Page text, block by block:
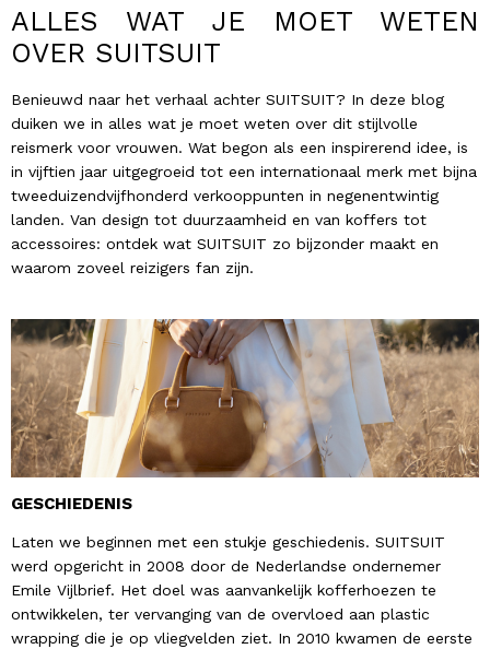
ALLES WAT JE MOET WETEN
OVER SUITSUIT
Benieuwd naar het verhaal achter SUITSUIT? In deze blog
duiken we in alles wat je moet weten over dit stijlvolle
reismerk voor vrouwen. Wat begon als een inspirerend idee, is
in vijftien jaar uitgegroeid tot een internationaal merk met bijna
tweeduizendvijfhonderd verkooppunten in negenentwintig
landen. Van design tot duurzaamheid en van koffers tot
accessoires: ontdek wat SUITSUIT zo bijzonder maakt en
waarom zoveel reizigers fan zijn.
GESCHIEDENIS
Laten we beginnen met een stukje geschiedenis. SUITSUIT
werd opgericht in 2008 door de Nederlandse ondernemer
Emile Vijlbrief. Het doel was aanvankelijk kofferhoezen te
ontwikkelen, ter vervanging van de overvloed aan plastic
wrapping die je op vliegvelden ziet. In 2010 kwamen de eerste